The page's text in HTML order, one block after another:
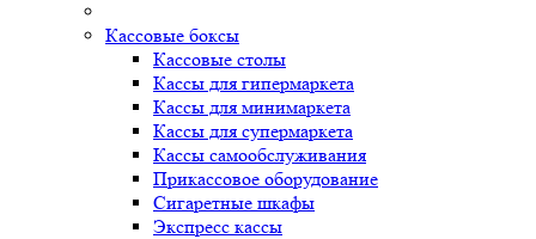
Кассовые боксы
Кассовые столы
Кассы для гипермаркета
Кассы для минимаркета
Кассы для супермаркета
Кассы самообслуживания
Прикассовое оборудование
Сигаретные шкафы
Экспресс кассы